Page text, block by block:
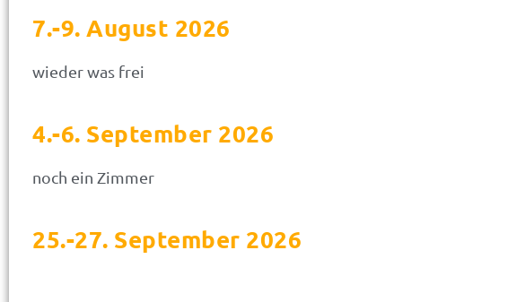
7.-9. August 2026
wieder was frei
4.-6. September 2026
noch ein Zimmer
25.-27. September 2026